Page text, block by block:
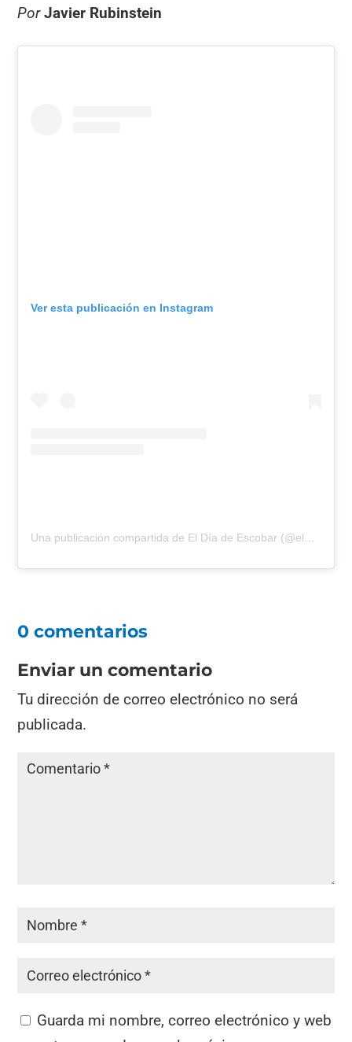
Por Javier Rubinstein
Ver esta publicación en Instagram
0 comentarios
Enviar un comentario
Tu dirección de correo electrónico no será
publicada.
Guarda mi nombre, correo electrónico y web